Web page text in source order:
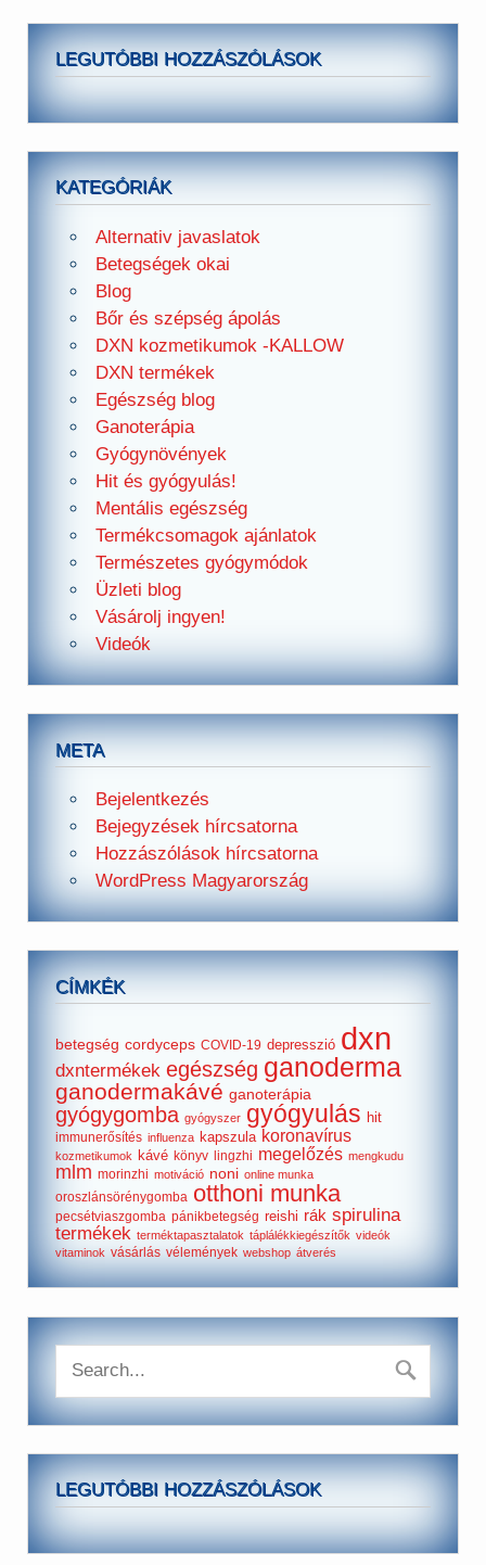
LEGUTÓBBI HOZZÁSZÓLÁSOK
KATEGÓRIÁK
Alternativ javaslatok
Betegségek okai
Blog
Bőr és szépség ápolás
DXN kozmetikumok -KALLOW
DXN termékek
Egészség blog
Ganoterápia
Gyógynövények
Hit és gyógyulás!
Mentális egészség
Termékcsomagok ajánlatok
Természetes gyógymódok
Üzleti blog
Vásárolj ingyen!
Videók
META
Bejelentkezés
Bejegyzések hírcsatorna
Hozzászólások hírcsatorna
WordPress Magyarország
CÍMKÉK
betegség cordyceps COVID-19 depresszió dxn
dxntermékek egészség ganoderma
ganodermakávé ganoterápia
gyógygomba gyógyszer gyógyulás hit
immunerősítés influenza kapszula koronavírus
kozmetikumok kávé könyv lingzhi megelőzés mengkudu
mlm morinzhi motiváció noni online munka
oroszlánsörénygomba otthoni munka
pecsétviaszgomba pánikbetegség reishi rák spirulina
termékek terméktapasztalatok táplálékkiegészítők videók
vitaminok vásárlás vélemények webshop átverés
LEGUTÓBBI HOZZÁSZÓLÁSOK